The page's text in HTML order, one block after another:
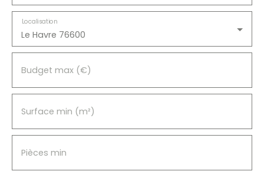
Le Havre 76600
Localisation
Budget max (€)
Surface min (m²)
Pièces min